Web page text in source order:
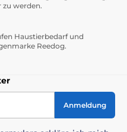
ist mit
ausgestattet.
werden.
Haustierbedarf und
Reedog.
Anmeldung